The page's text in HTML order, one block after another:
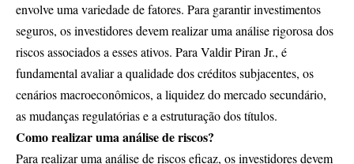
envolve uma variedade de fatores. Para garantir investimentos
seguros, os investidores devem realizar uma análise rigorosa dos
riscos associados a esses ativos. Para Valdir Piran Jr., é
fundamental avaliar a qualidade dos créditos subjacentes, os
cenários macroeconômicos, a liquidez do mercado secundário,
as mudanças regulatórias e a estruturação dos títulos.
Como realizar uma análise de riscos?
Para realizar uma análise de riscos eficaz, os investidores devem